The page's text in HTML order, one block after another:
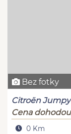
Bez fotky
Citroën Jumpy
Cena dohodou
0 Km